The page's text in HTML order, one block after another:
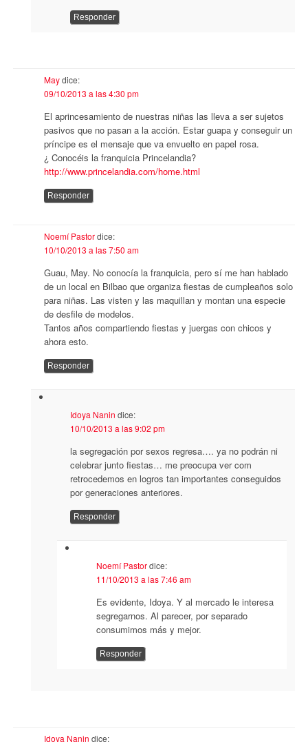
Responder
Maydice:
09/10/2013 a las 4:30 pm
El aprincesamiento de nuestras niñas las lleva a ser sujetos
pasivos que no pasan a la acción. Estar guapa y conseguir un
príncipe es el mensaje que va envuelto en papel rosa.
¿ Conocéis la franquicia Princelandia?
http://www.princelandia.com/home.html
Responder
Noemí Pastordice:
10/10/2013 a las 7:50 am
Guau, May. No conocía la franquicia, pero sí me han hablado
de un local en Bilbao que organiza fiestas de cumpleaños solo
para niñas. Las visten y las maquillan y montan una especie
de desfile de modelos.
Tantos años compartiendo fiestas y juergas con chicos y
ahora esto.
Responder
Idoya Nanin dice:
10/10/2013 a las 9:02 pm
la segregación por sexos regresa…. ya no podrán ni
celebrar junto fiestas… me preocupa ver com
retrocedemos en logros tan importantes conseguidos
por generaciones anteriores.
Responder
Noemí Pastordice:
11/10/2013 a las 7:46 am
Es evidente, Idoya. Y al mercado le interesa
segregarnos. Al parecer, por separado
consumimos más y mejor.
Responder
Idoya Nanin dice: